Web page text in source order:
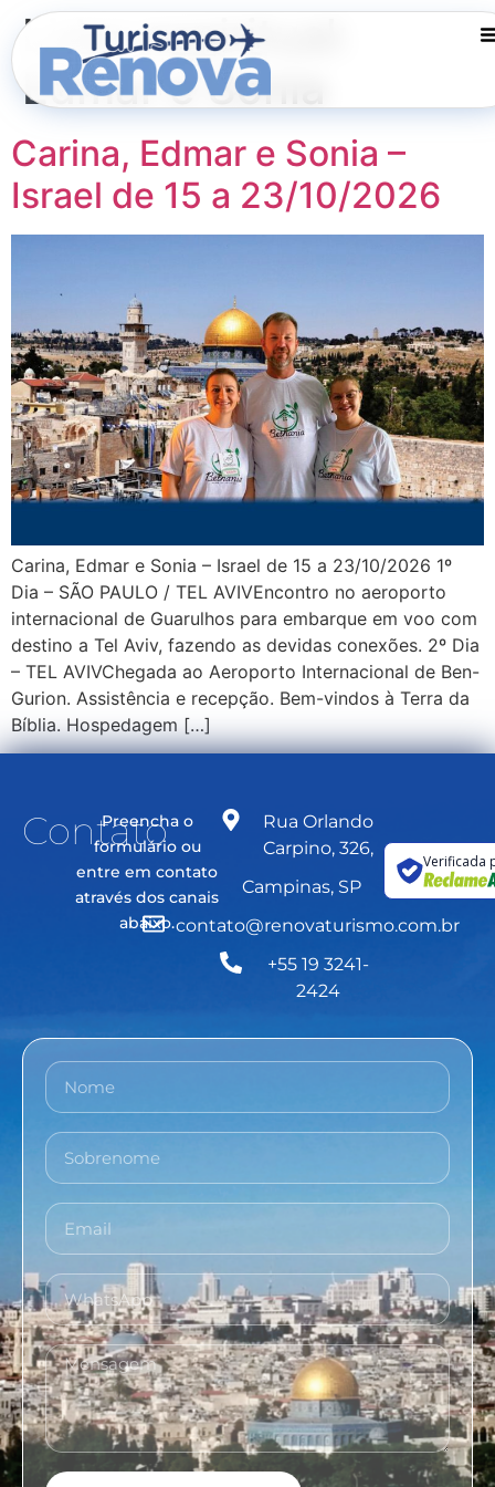
Lider espiritual:
Edmar e Sonia
Carina, Edmar e Sonia –
Israel de 15 a 23/10/2026
Carina, Edmar e Sonia – Israel de 15 a 23/10/2026 1º
Dia – SÃO PAULO / TEL AVIVEncontro no aeroporto
internacional de Guarulhos para embarque em voo com
destino a Tel Aviv, fazendo as devidas conexões. 2º Dia
– TEL AVIVChegada ao Aeroporto Internacional de Ben-
Gurion. Assistência e recepção. Bem-vindos à Terra da
Bíblia. Hospedagem […]
Contato
Preencha o
formulário ou
entre em contato
através dos canais
abaixo.
Rua Orlando
Carpino, 326,
Campinas, SP
contato@renovaturismo.com.br
+55 19 3241-
2424
Verificada